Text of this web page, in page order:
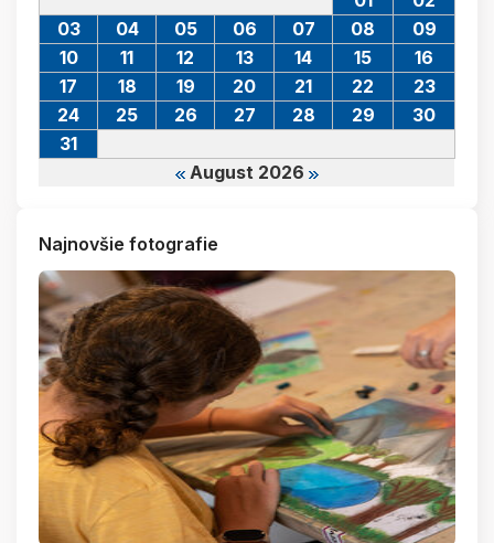
August 2026
03
04 05 06 07 08
09
10
11 12 13 14 15
16
17
18 19 20 21 22
23
24
25 26 27 28 29
30
31
Najnovšie fotografie